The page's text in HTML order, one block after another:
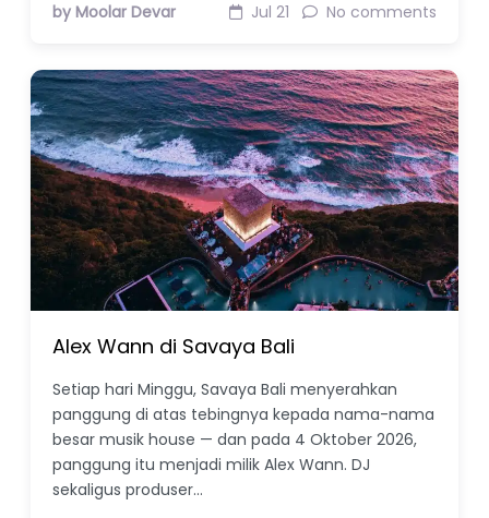
by Moolar Devar Jul 21 No comments
Alex Wann di Savaya Bali
Setiap hari Minggu, Savaya Bali menyerahkan
panggung di atas tebingnya kepada nama-nama
besar musik house — dan pada 4 Oktober 2026,
panggung itu menjadi milik Alex Wann. DJ
sekaligus produser…